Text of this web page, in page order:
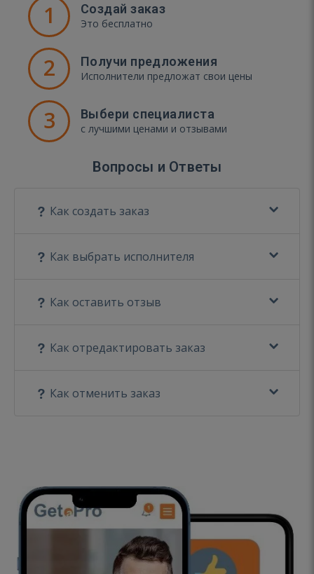
1 Создай заказ
Это бесплатно
2 Получи предложения
Исполнители предложат свои цены
3 Выбери специалиста
с лучшими ценами и отзывами
Вопросы и Ответы
Как создать заказ
Как выбрать исполнителя
Как оставить отзыв
Как отредактировать заказ
Как отменить заказ